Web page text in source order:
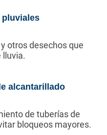
pluviales
otros desechos que
lluvia.
alcantarillado
de tuberías de
bloqueos mayores.